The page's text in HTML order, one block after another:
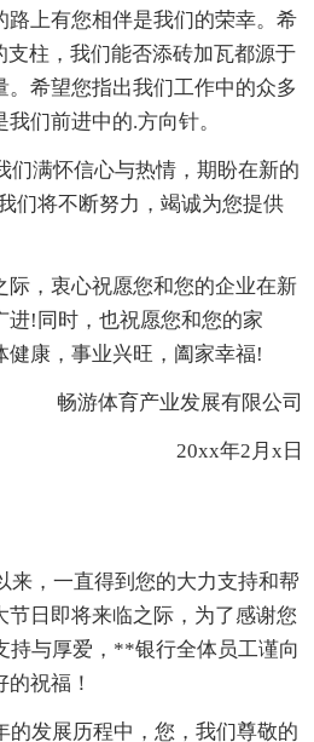
路上有您相伴是我们的荣幸。希
支柱，我们能否添砖加瓦都源于
。希望您指出我们工作中的众多
们前进中的.方向针。
们满怀信心与热情，期盼在新的
们将不断努力，竭诚为您提供
际，衷心祝愿您和您的企业在新
进!同时，也祝愿您和您的家
健康，事业兴旺，阖家幸福!
畅游体育产业发展有限公司
20xx年2月x日
，一直得到您的大力支持和帮
节日即将来临之际，为了感谢您
持与厚爱，**银行全体员工谨向
祝福！
发展历程中，您，我们尊敬的